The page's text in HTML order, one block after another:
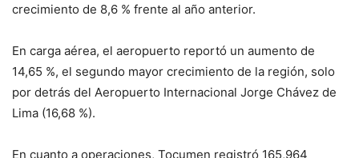
crecimiento de 8,6 % frente al año anterior.
En carga aérea, el aeropuerto reportó un aumento de
14,65 %, el segundo mayor crecimiento de la región, solo
por detrás del Aeropuerto Internacional Jorge Chávez de
Lima (16,68 %).
En cuanto a operaciones, Tocumen registró 165,964